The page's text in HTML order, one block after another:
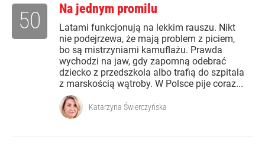
Na jednym promilu
Latami funkcjonują na lekkim rauszu. Nikt
nie podejrzewa, że mają problem z piciem,
bo są mistrzyniami kamuflażu. Prawda
wychodzi na jaw, gdy zapomną odebrać
dziecko z przedszkola albo trafią do szpitala
z marskością wątroby. W Polsce pije coraz...
50
Katarzyna Świerczyńska